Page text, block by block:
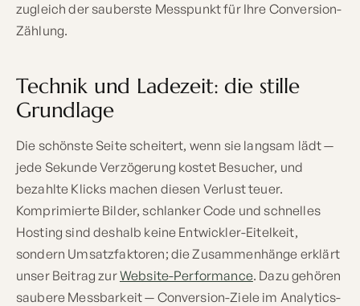
zugleich der sauberste Messpunkt für Ihre Conversion-
Zählung.
Technik und Ladezeit: die stille
Grundlage
Die schönste Seite scheitert, wenn sie langsam lädt —
jede Sekunde Verzögerung kostet Besucher, und
bezahlte Klicks machen diesen Verlust teuer.
Komprimierte Bilder, schlanker Code und schnelles
Hosting sind deshalb keine Entwickler-Eitelkeit,
sondern Umsatzfaktoren; die Zusammenhänge erklärt
unser Beitrag zurWebsite-Performance. Dazu gehören
saubere Messbarkeit — Conversion-Ziele im Analytics-